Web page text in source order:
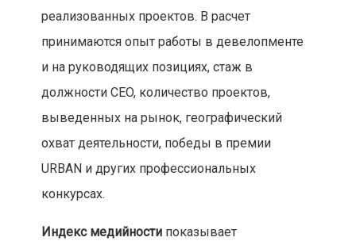
реализованных проектов. В расчет
принимаются опыт работы в девелопменте
и на руководящих позициях, стаж в
должности CEO, количество проектов,
выведенных на рынок, географический
охват деятельности, победы в премии
URBAN и других профессиональных
конкурсах.
Индекс медийностипоказывает